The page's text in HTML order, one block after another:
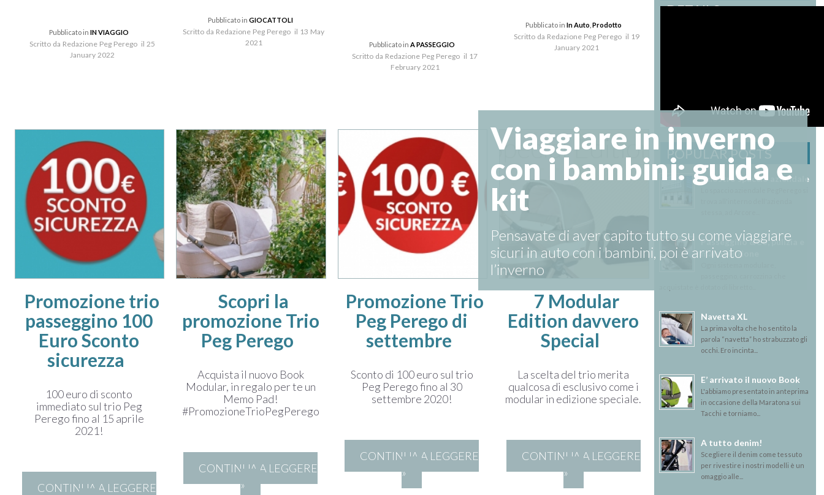
Viaggiare in inverno
con i bambini: guida e
kit
Pensavate di aver capito tutto su come viaggiare
sicuri in auto con i bambini, poi è arrivato
l’inverno
Pubblicato inIN VIAGGIO
Scritto da Redazione Peg Perego il 25
January 2022
Pubblicato inGIOCATTOLI
Scritto da Redazione Peg Perego il 13 May
2021
Pubblicato in A PASSEGGIO
Scritto da Redazione Peg Perego il 17
February 2021
Pubblicato in In Auto Prodotto
Scritto da Redazione Peg Perego il 19
January 2021
Promozione trio
passeggino 100
Euro Sconto
sicurezza
100 euro di sconto
immediato sul trio Peg
Perego fino al 15 aprile
2021!
CONTINUA A LEGGERE
Scopri la
promozione Trio
Peg Perego
Acquista il nuovo Book
Modular, in regalo per te un
Memo Pad!
#PromozioneTrioPegPerego
CONTINUA A LEGGERE
»
Promozione Trio
Peg Perego di
settembre
Sconto di 100 euro sul trio
Peg Perego fino al 30
settembre 2020!
CONTINUA A LEGGERE
»
7 Modular
Edition davvero
Special
La scelta del trio merita
qualcosa di esclusivo come i
modular in edizione speciale.
CONTINUA A LEGGERE
»
DETAILS.
POPULAR POSTS
Il nostro spaccio aziendale
Passeggino &Co, pulizia e
manutenzione
Navetta XL
La prima volta che ho sentito la
parola “navetta” ho strabuzzato gli
occhi. Ero incinta...
E’ arrivato il nuovo Book
L'abbiamo presentato in anteprima
in occasione della Maratona sui
Tacchi e torniamo...
A tutto denim!
Scegliere il denim come tessuto
per rivestire i nostri modelli è un
omaggio alle...